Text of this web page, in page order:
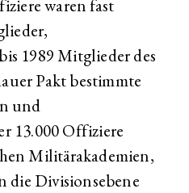
waren fast
1989 Mitglieder des
Pakt bestimmte
und
13.000 Offiziere
Militärakademien,
die Divisionsebene